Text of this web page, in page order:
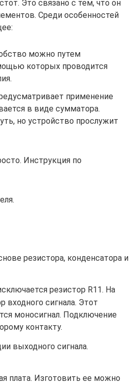
Это связано с тем, что он
Среди особенностей
можно путем
которых проводится
применение
в виде сумматора.
но устройство прослужит
Инструкция по
резистора, конденсатора и
резистор R11. На
входного сигнала. Этот
моносигнал. Подключение
контакту.
выходного сигнала.
плата. Изготовить ее можно